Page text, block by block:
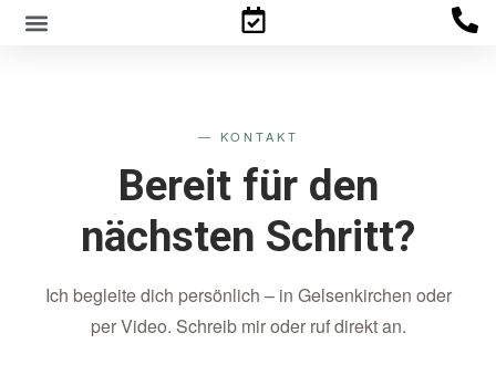
— KONTAKT
Bereit für den
nächsten Schritt?
Ich begleite dich persönlich – in Gelsenkirchen oder
per Video. Schreib mir oder ruf direkt an.